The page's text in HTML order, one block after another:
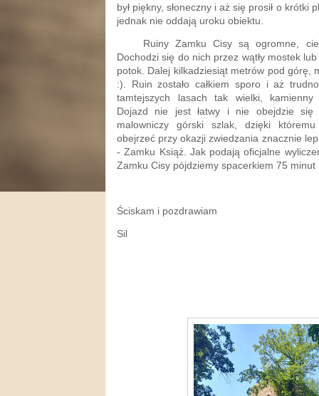
był piękny, słoneczny i aż się prosił o krótki
jednak nie oddają uroku obiektu.
Ruiny Zamku Cisy są ogromne,
Dochodzi się do nich przez wątły mostek
potok. Dalej kilkadziesiąt metrów pod górę,
:). Ruin zostało całkiem sporo i aż
tamtejszych lasach tak wielki,
Dojazd nie jest łatwy i nie obejdzie
malowniczy górski szlak, dzięki
obejrzeć przy okazji zwiedzania znacznie
- Zamku Książ. Jak podają oficjalne
Zamku Cisy pójdziemy spacerkiem 75 minut
Ściskam i pozdrawiam
Sil